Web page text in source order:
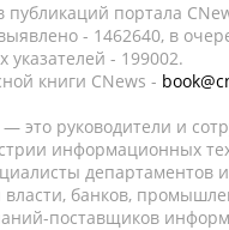
публикаций портала
- 1462640, в
- 199002.
книги CNews -
это руководители и
информационных
власти, банков,
поставщиков